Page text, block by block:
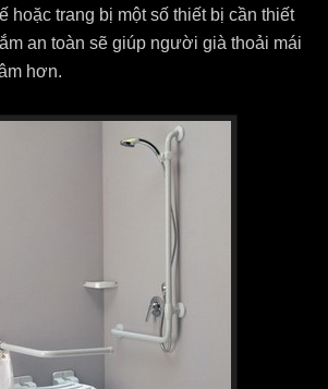
hoặc trang bị một số thiết bị cần thiết
an toàn sẽ giúp người già thoải mái
hơn.